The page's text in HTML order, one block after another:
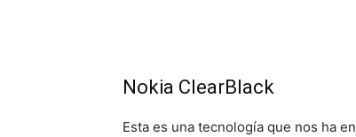
Nokia ClearBlack
Esta es una tecnología que nos ha